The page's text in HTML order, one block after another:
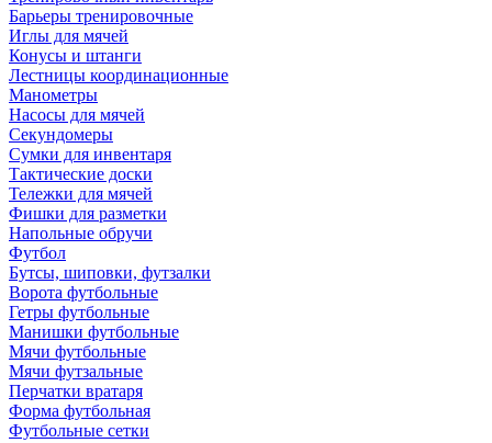
Барьеры тренировочные
Иглы для мячей
Конусы и штанги
Лестницы координационные
Манометры
Насосы для мячей
Секундомеры
Сумки для инвентаря
Тактические доски
Тележки для мячей
Фишки для разметки
Напольные обручи
Футбол
Бутсы, шиповки, футзалки
Ворота футбольные
Гетры футбольные
Манишки футбольные
Мячи футбольные
Мячи футзальные
Перчатки вратаря
Форма футбольная
Футбольные сетки